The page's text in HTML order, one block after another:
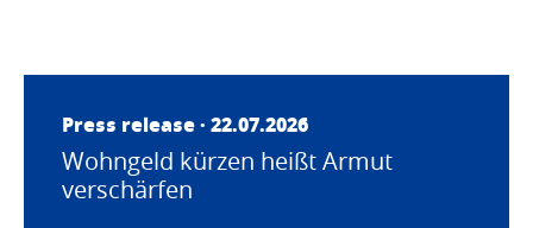
Press release · 22.07.2026
Wohngeld kürzen heißt Armut
verschärfen